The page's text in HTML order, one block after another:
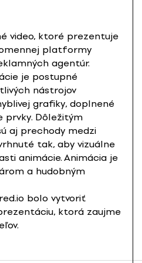
video, ktoré prezentuje
platformy
agentúr.
je postupné
nástrojov
grafiky, doplnené
prvky. Dôležitým
aj prechody medzi
tak, aby vizuálne
animácie. Animácia je
a hudobným
bolo vytvoriť
ktorá zaujme